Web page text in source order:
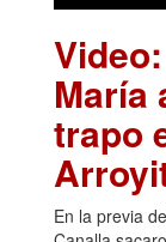
María
trapo
En la previa